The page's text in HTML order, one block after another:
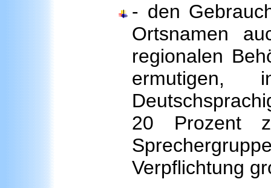
- den
Ortsnamen
regionalen
ermutigen,
20 Prozent
Verpflichtung